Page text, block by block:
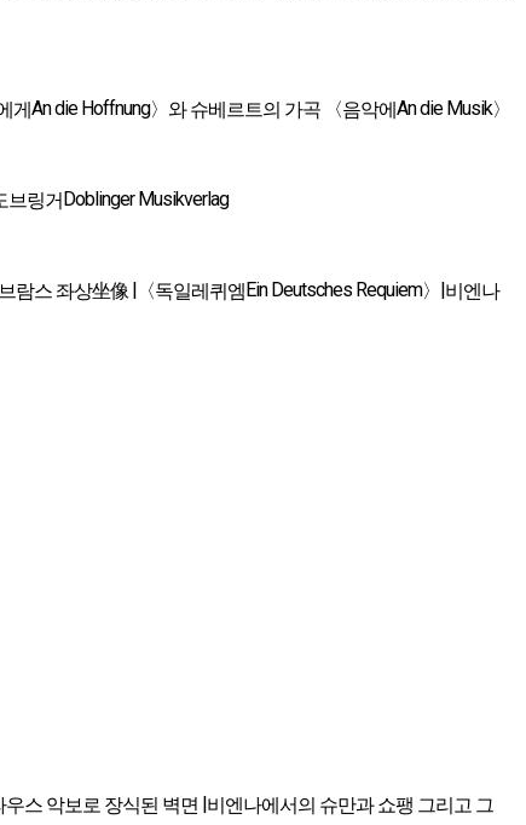
게 An die Hoffnung〉와 슈베르트의 가곡 〈음악에 An die Musik〉
브링거Doblinger Musikverlag
람스 좌상坐像 | 〈독일레퀴엠Ein Deutsches Requiem〉 |비엔나
우스 악보로 장식된 벽면 |비엔나에서의 슈만과 쇼팽 그리고 그